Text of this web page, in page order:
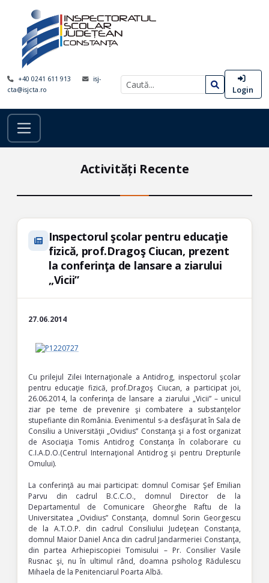
+40 0241 611 913
isj-
cta@isjcta.ro
Login
Activități Recente
Inspectorul şcolar pentru educaţie
fizică, prof.Dragoş Ciucan, prezent
la conferinţa de lansare a ziarului
„Vicii”
27.06.2014
Cu prilejul Zilei Internaţionale a Antidrog, inspectorul şcolar
pentru educaţie fizică, prof.Dragoş Ciucan, a participat joi,
26.06.2014, la conferinţa de lansare a ziarului „Vicii” – unicul
ziar pe teme de prevenire şi combatere a substanţelor
stupefiante din România. Evenimentul s-a desfăşurat în Sala de
Consiliu a Universităţii „Ovidius” Constanţa şi a fost organizat
de Asociaţia Tomis Antidrog Constanţa în colaborare cu
C.I.A.D.O.(Centrul Internaţional Antidrog şi pentru Drepturile
Omului).
La conferinţă au mai participat: domnul Comisar Şef Emilian
Parvu din cadrul B.C.C.O., domnul Director de la
Departamentul de Comunicare Gheorghe Raftu de la
Universitatea „Ovidius” Constanţa, domnul Sorin Georgescu
de la A.T.O.P. din cadrul Consiliului Judeţean Constanţa,
domnul Maior Daniel Anca din cadrul Jandarmeriei Constanţa,
din partea Arhiepiscopiei Tomisului – Pr. Consilier Vasile
Rusnac şi, nu în ultimul rând, doamna psiholog Rădulescu
Mihaela de la Penitenciarul Poarta Albă.